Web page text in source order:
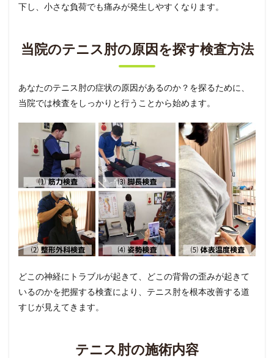
下し、小さな負荷でも痛みが発生しやすくなります。
当院のテニス肘の原因を探す検査方法
あなたのテニス肘の症状の原因があるのか？を探るために、
当院では検査をしっかりと行うことから始めます。
どこの神経にトラブルが起きて、どこの背骨の歪みが起きて
いるのかを把握する検査により、テニス肘を根本改善する道
すじが見えてきます。
テニス肘の施術内容